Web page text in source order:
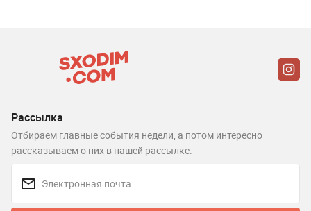
Рассылка
Отбираем главные события недели, а потом интересно
рассказываем о них в нашей рассылке.